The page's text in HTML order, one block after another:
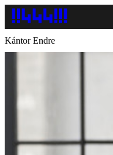
Kántor Endre